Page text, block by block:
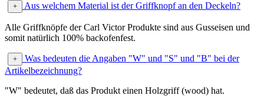
Aus welchem Material ist der Griffknopf an den Deckeln?
Alle Griffknöpfe der Carl Victor Produkte sind aus Gusseisen und
somit natürlich 100% backofenfest.
Was bedeuten die Angaben "W" und "S" und "B" bei der
Artikelbezeichnung?
"W" bedeutet, daß das Produkt einen Holzgriff (wood) hat.